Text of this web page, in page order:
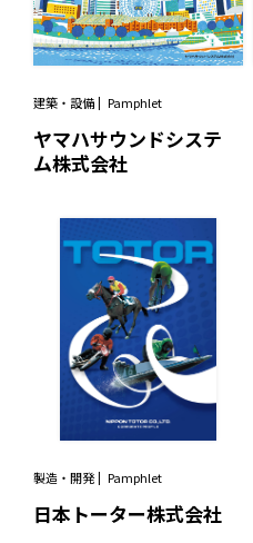
建築・設備 Pamphlet
ヤマハサウンドシステ
ム株式会社
製造・開発 Pamphlet
日本トーター株式会社